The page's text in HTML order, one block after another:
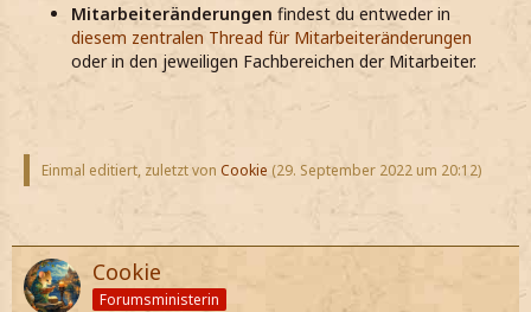
Mitarbeiteränderungen findest du entweder in
diesem zentralen Thread für Mitarbeiteränderungen
oder in den jeweiligen Fachbereichen der Mitarbeiter.
Einmal editiert, zuletzt von Cookie (29. September 2022 um 20:12)
Cookie
Forumsministerin